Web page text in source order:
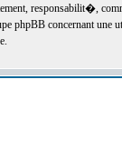
responsabilit�,
phpBB concernant une